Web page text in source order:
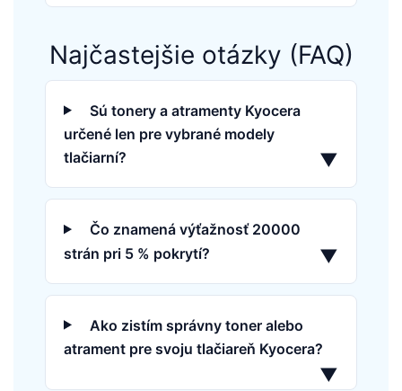
Najčastejšie otázky (FAQ)
Sú tonery a atramenty Kyocera
určené len pre vybrané modely
tlačiarní?
▼
Čo znamená výťažnosť 20000
strán pri 5 % pokrytí?
▼
Ako zistím správny toner alebo
atrament pre svoju tlačiareň Kyocera?
▼